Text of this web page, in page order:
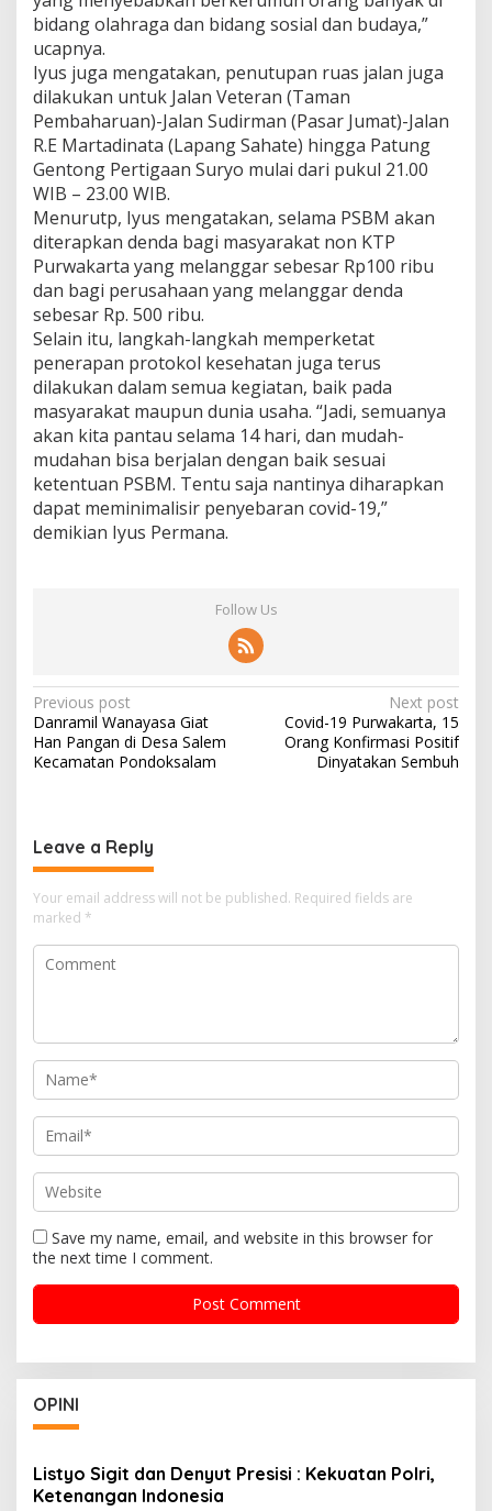
bidang olahraga dan bidang sosial dan budaya,”
ucapnya.
Iyus juga mengatakan, penutupan ruas jalan juga
dilakukan untuk Jalan Veteran (Taman
Pembaharuan)-Jalan Sudirman (Pasar Jumat)-Jalan
R.E Martadinata (Lapang Sahate) hingga Patung
Gentong Pertigaan Suryo mulai dari pukul 21.00
WIB – 23.00 WIB.
Menurutp, Iyus mengatakan, selama PSBM akan
diterapkan denda bagi masyarakat non KTP
Purwakarta yang melanggar sebesar Rp100 ribu
dan bagi perusahaan yang melanggar denda
sebesar Rp. 500 ribu.
Selain itu, langkah-langkah memperketat
penerapan protokol kesehatan juga terus
dilakukan dalam semua kegiatan, baik pada
masyarakat maupun dunia usaha. “Jadi, semuanya
akan kita pantau selama 14 hari, dan mudah-
mudahan bisa berjalan dengan baik sesuai
ketentuan PSBM. Tentu saja nantinya diharapkan
dapat meminimalisir penyebaran covid-19,”
demikian Iyus Permana.
Follow Us
Post
navigation
Previous post
Danramil Wanayasa Giat
Han Pangan di Desa Salem
Kecamatan Pondoksalam
Next post
Covid-19 Purwakarta, 15
Orang Konfirmasi Positif
Dinyatakan Sembuh
Leave a Reply
Your email address will not be published. Required fields are
marked *
Save my name, email, and website in this browser for
the next time I comment.
OPINI
Listyo Sigit dan Denyut Presisi : Kekuatan Polri,
Ketenangan Indonesia